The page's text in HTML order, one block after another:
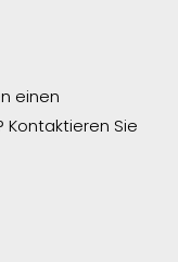
einen
Kontaktieren Sie